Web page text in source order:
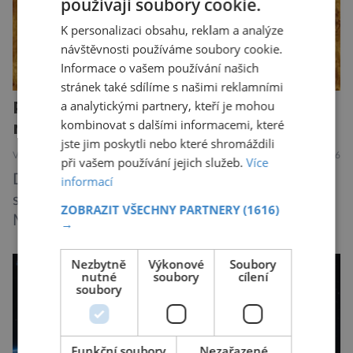
Ráj proměněný v peklo. I Venuši
možná kdysi pokrýval oceán
VESMÍR 2.8.2026
Dnes je Venuše nejžhavější planetou Sluneční
soustavy, je dokonce teplejší než k Slunci bližší
Merkur. Na jejím povrchu panují teploty kolem
hustší než na Zemi a aby toho nebylo málo, z
oblaků se snáší kapky kyseliny sírové. Zkrátka,
není to prostředí, ve kterém by příčetný člověk
chtěl strávit […]
používají soubory cookie.
K personalizaci obsahu, reklam a analýze
návštěvnosti používáme soubory cookie.
Informace o vašem používání našich
stránek také sdílíme s našimi reklamními
a analytickými partnery, kteří je mohou
kombinovat s dalšími informacemi, které
jste jim poskytli nebo které shromáždili
při vašem používání jejich služeb.Více
informací
ZOBRAZIT VŠECHNY PARTNERY(1616)
→
Nezbytně
nutné
soubory
Výkonové
soubory
Soubory
cílení